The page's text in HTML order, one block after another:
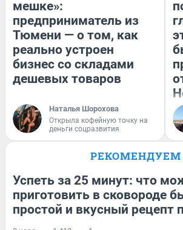
мешке»:
предприниматель из
Тюмени — о том, как
реально устроен
бизнес со складами
дешевых товаров
Наталья Шорохова
Открыла кофейную точку на
деньги соцразвития
РЕКОМЕНДУЕМ
Успеть за 25 минут: что
приготовить в сковороде
простой и вкусный рецепт